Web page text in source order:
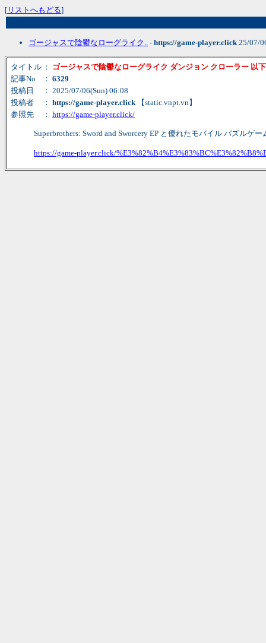
[ リストへもどる]
ゴージャスで陰鬱なローグライク.. - https://game-player.click25/07/
タイトル ： ゴージャスで陰鬱なローグライク ダンジョン クローラー 以
記事No
： 6329
投稿日
： 2025/07/06(Sun) 06:08
投稿者
： https://game-player.click【static.vnpt.vn】
参照先
： https://game-player.click/
Superbrothers: Sword and Sworcery EP と優れたモバイル パズルゲ
https://game-player.click/